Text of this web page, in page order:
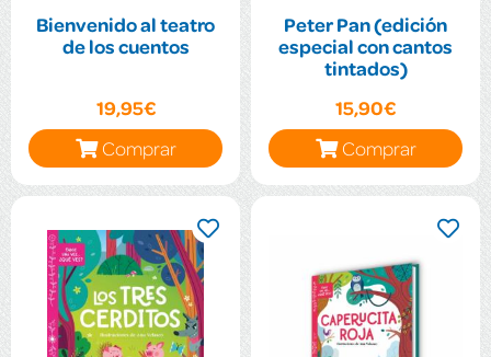
Bienvenido al teatro
de los cuentos
19,95€
Comprar
Peter Pan (edición
especial con cantos
tintados)
15,90€
Comprar